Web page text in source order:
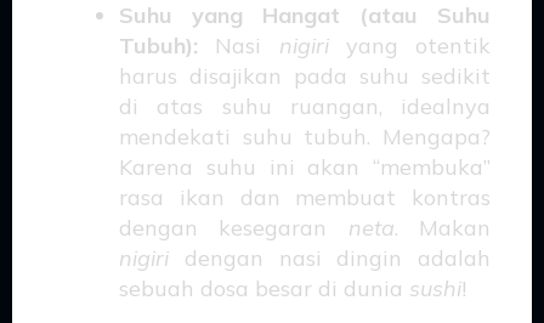
Suhu yang Hangat (atau Suhu
Tubuh): Nasi nigiriyang otentik
harus disajikan pada suhu sedikit
di atas suhu ruangan, idealnya
mendekati suhu tubuh. Mengapa?
Karena suhu ini akan “membuka”
rasa ikan dan membuat kontras
dengan kesegaran neta. Makan
nigiridengan nasi dingin adalah
sebuah dosa besar di dunia sushi!